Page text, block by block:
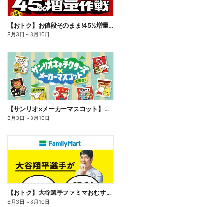
【おトク】お値段そのまま!45%増量作戦!
8月3日 ～8月10日
【サンリオ×メーカーマスコット】オリジナルグッズ貰える!
8月3日 ～8月10日
【おトク】大谷選手ファミマおむすび割
8月3日 ～8月10日